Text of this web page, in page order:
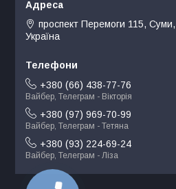
проспект Перемоги 115, Суми,
Україна
+380 (66) 438-77-76
Вайбер, Телеграм - Вікторія
+380 (97) 969-70-99
Вайбер, Телеграм - Тетяна
+380 (93) 224-69-24
Вайбер, Телеграм - Ліза